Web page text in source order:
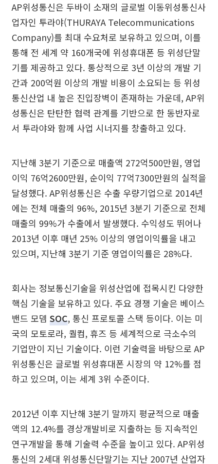
AP위성통신은 두바이 소재의 글로벌 이동위성통신사
업자인 투라야(THURAYA Telecommunications
Company)를 최대 수요처로 보유하고 있으며, 이를
통해 전 세계 약 160개국에 위성휴대폰 등 위성단말
기를 제공하고 있다. 통상적으로 3년 이상의 개발 기
간과 200억원 이상의 개발 비용이 소요되는 등 위성
통신산업 내 높은 진입장벽이 존재하는 가운데, AP위
성통신은 탄탄한 협력 관계를 기반으로 한 동반자로
서 투라야와 함께 사업 시너지를 창출하고 있다.
지난해 3분기 기준으로 매출액 272억500만원, 영업
이익 76억2600만원, 순이익 77억7300만원의 실적을
달성했다. AP위성통신은 수출 우량기업으로 2014년
에는 전체 매출의 96%, 2015년 3분기 기준으로 전체
매출의 99%가 수출에서 발생했다. 수익성도 뛰어나
2013년 이후 매년 25% 이상의 영업이익률을 내고
있으며, 지난해 3분기 기준 영업이익률은 28%다.
회사는 정보통신기술을 위성산업에 접목시킨 다양한
핵심 기술을 보유하고 있다. 주요 경쟁 기술은 베이스
밴드 모뎀 SOC, 통신 프로토콜 스택 등이다. 이는 미
국의 모토로라, 퀄컴, 휴즈 등 세계적으로 극소수의
기업만이 지닌 기술이다. 이런 기술력을 바탕으로 AP
위성통신은 글로벌 위성휴대폰 시장의 약 12%를 점
하고 있으며, 이는 세계 3위 수준이다.
2012년 이후 지난해 3분기 말까지 평균적으로 매출
액의 12.4%를 경상개발비로 지출하는 등 지속적인
연구개발을 통해 기술력 수준을 높이고 있다. AP위성
통신의 2세대 위성통신단말기는 지난 2007년 산업자